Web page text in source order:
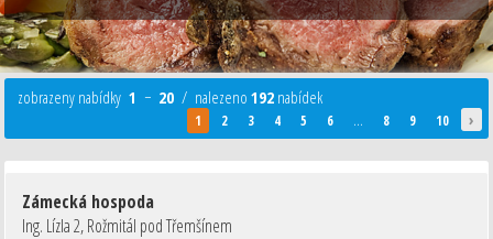
zobrazeny nabídky1 − 20 / nalezeno192 nabídek
1 2 3 4 5 6 ... 8 9 10 ›
Zámecká hospoda
Ing. Lízla 2,Rožmitál pod Třemšínem